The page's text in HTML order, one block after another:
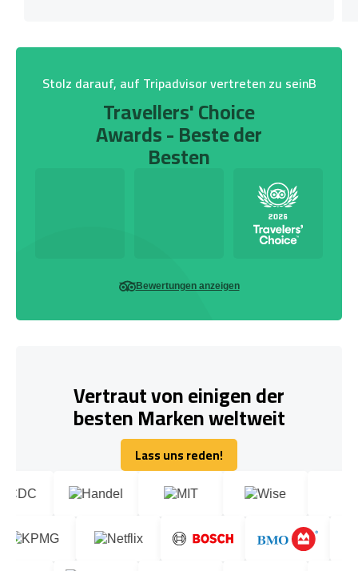
Stolz darauf, auf Tripadvisor vertreten zu seinB
Travellers' Choice
Awards - Beste der
Besten
Bewertungen anzeigen
Vertraut von einigen der
besten Marken weltweit
Lass uns reden!
Lass uns reden!